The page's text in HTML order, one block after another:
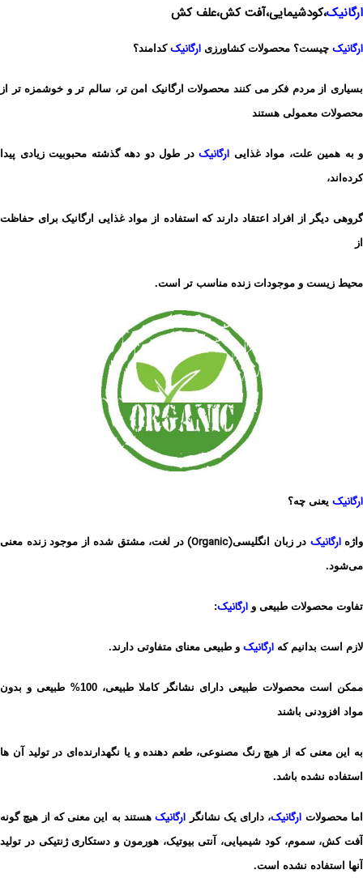
ارگانیک،کودشیمایی،آفت کش،علف کش
ارگانیک چیست؟ محصولات کشاورزی ارگانیک کدامند؟
بسیاری از مردم فکر می کنند محصولات ارگانیک امن تر، سالم تر و خوشمزه تر از
محصولات معمولی هستند
و به همین علت، موادغذایی ارگانیک در طول دو دهه گذشته محبوبیت زیادی پیدا
کرده‌اند،
گروهی دیگر از افراد اعتقاد دارند که استفاده از مواد غذایی ارگانیک برای حفاظت
از
محیط زیست و موجودات زنده مناسب تر است.
ارگانیک یعنی چه؟
واژهارگانیک در زبان انگلیسی(Organic)
در لغت، مشتق شده از موجود زنده معنی
می‌شود.
تفاوت محصولات طبیعی و ارگانیک:
لازم است بدانیم که ارگانیک و طبیعی معنای متفاوتی دارند.
ممکن است محصولات طبیعی دارای نشانگر کاملا طبیعی، 100% طبیعی و بدون
مواد افزودنی باشند
به این معنی که از هیچ رنگمصنوعی، طعم دهنده و یا نگهدارنده‌ای در تولید آن ها
استفاده نشده باشد.
اما محصولات ارگانیک، دارای یک نشانگر ارگانیکهستند به این معنی که از هیچ گونه
آفت کش، سموم، کود شیمیایی، آنتی بیوتیک،هورمون و دستکاری ژنتیکی در تولید
آنها استفاده نشده است.